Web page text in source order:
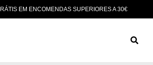
EM ENCOMENDAS SUPERIORES A 30€